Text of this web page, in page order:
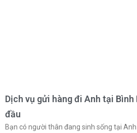
Dịch vụ gửi hàng đi Anh tại
đầu
Bạn có người thân đang sinh sống tại